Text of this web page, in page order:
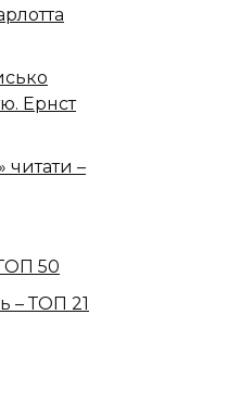
Ернст
читати –
50
– ТОП 21